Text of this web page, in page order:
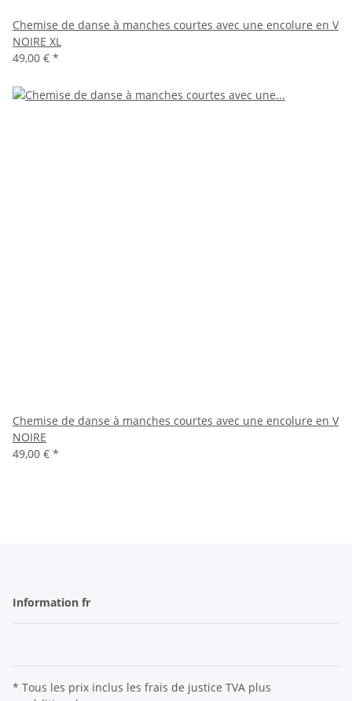
Chemise de danse à manches courtes avec une encolure en V
NOIRE XL
49,00 € *
Chemise de danse à manches courtes avec une encolure en V
NOIRE
49,00 € *
Information fr
* Tous les prix inclus les frais de justice TVA plus